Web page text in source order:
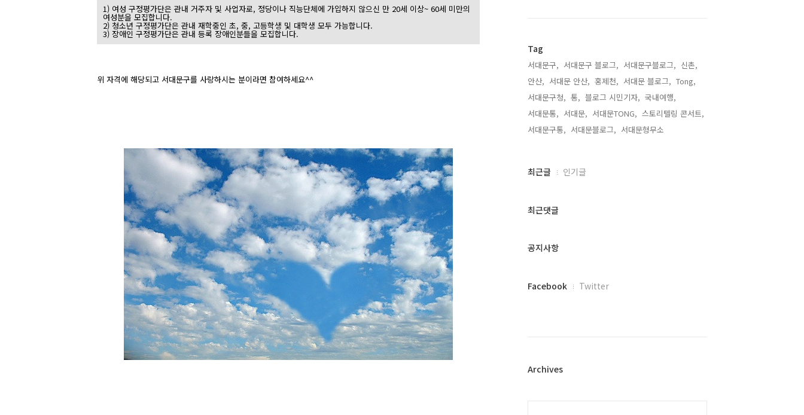
1) 여성 구정평가단은 관내 거주자 및 사업자로, 정당이나 직능단체에 가입하지 않으신 만 20세 이상~ 60세 미만의
여성분을 모집합니다.
2) 청소년 구정평가단은 관내 재학중인 초, 중, 고등학생 및 대학생 모두 가능합니다.
3) 장애인 구정평가단은 관내 등록 장애인분들을 모집합니다.
위 자격에 해당되고 서대문구를 사랑하시는 분이라면 참여하세요^^
Tag
서대문구, 서대문구 블로그, 서대문구블로그, 신촌,
안산, 서대문 안산, 홍제천, 서대문 블로그, Tong,
서대문구청, 통, 블로그 시민기자, 국내여행,
서대문통, 서대문, 서대문TONG, 스토리텔링 콘서트,
서대문구통, 서대문블로그, 서대문형무소,
최
과
글
최근글 인기글
최근댓글
공지사항
페
플
Facebook Twitter
Archives